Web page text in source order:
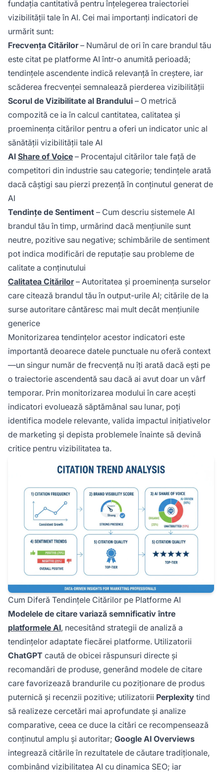
fundația cantitativă pentru înțelegerea traiectoriei
vizibilității tale în AI. Cei mai importanți indicatori de
urmărit sunt:
Frecvența Citărilor– Numărul de ori în care brandul tău
este citat pe platforme AI într-o anumită perioadă;
tendințele ascendente indică relevanță în creștere, iar
scăderea frecvenței semnalează pierderea vizibilității
Scorul de Vizibilitate al Brandului – O metrică
compozită ce ia în calcul cantitatea, calitatea și
proeminența citărilor pentru a oferi un indicator unic al
sănătății vizibilității tale AI
AI Share of Voice – Procentajul citărilor tale față de
competitori din industrie sau categorie; tendințele arată
dacă câștigi sau pierzi prezență în conținutul generat de
AI
Tendințe de Sentiment – Cum descriu sistemele AI
brandul tău în timp, urmărind dacă mențiunile sunt
neutre, pozitive sau negative; schimbările de sentiment
pot indica modificări de reputație sau probleme de
calitate a conținutului
Calitatea Citărilor– Autoritatea și proeminența surselor
care citează brandul tău în output-urile AI; citările de la
surse autoritare cântăresc mai mult decât mențiunile
generice
Monitorizarea tendințelor acestor indicatori este
importantă deoarece datele punctuale nu oferă context
—un singur număr de frecvență nu îți arată dacă ești pe
o traiectorie ascendentă sau dacă ai avut doar un vârf
temporar. Prin monitorizarea modului în care acești
indicatori evoluează săptămânal sau lunar, poți
identifica modele relevante, valida impactul inițiativelor
de marketing și depista problemele înainte să devină
critice pentru vizibilitatea ta.
Cum Diferă Tendințele Citărilor pe Platforme AI
Modelele de citare variază semnificativ între
platformele AI, necesitând strategii de analiză a
tendințelor adaptate fiecărei platforme. Utilizatorii
ChatGPT caută de obicei răspunsuri directe și
recomandări de produse, generând modele de citare
care favorizează brandurile cu poziționare de produs
puternică și recenzii pozitive; utilizatorii Perplexity tind
să realizeze cercetări mai aprofundate și analize
comparative, ceea ce duce la citări ce recompensează
conținutul amplu și autoritar; Google AI Overviews
integrează citările în rezultatele de căutare tradiționale,
combinând vizibilitatea AI cu dinamica SEO; iar